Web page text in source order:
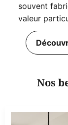
souvent
valeur
Nos